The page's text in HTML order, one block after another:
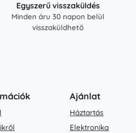
Egyszerű visszaküldés
Minden áru 30 napon belül
visszaküldhető
Ajánlat
Háztartás
Elektronika